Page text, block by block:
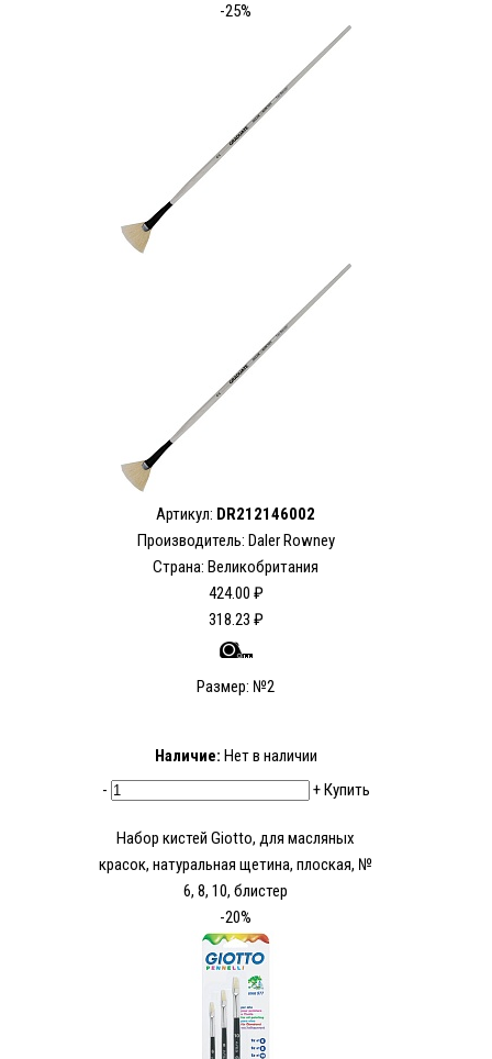
-25%
Артикул: DR212146002
Производитель: Daler Rowney
Страна: Великобритания
424.00 ₽
318.23 ₽
Размер: №2
Наличие: Нет в наличии
-
+Купить
Набор кистей Giotto, для масляных
красок, натуральная щетина, плоская, №
6, 8, 10, блистер
-20%